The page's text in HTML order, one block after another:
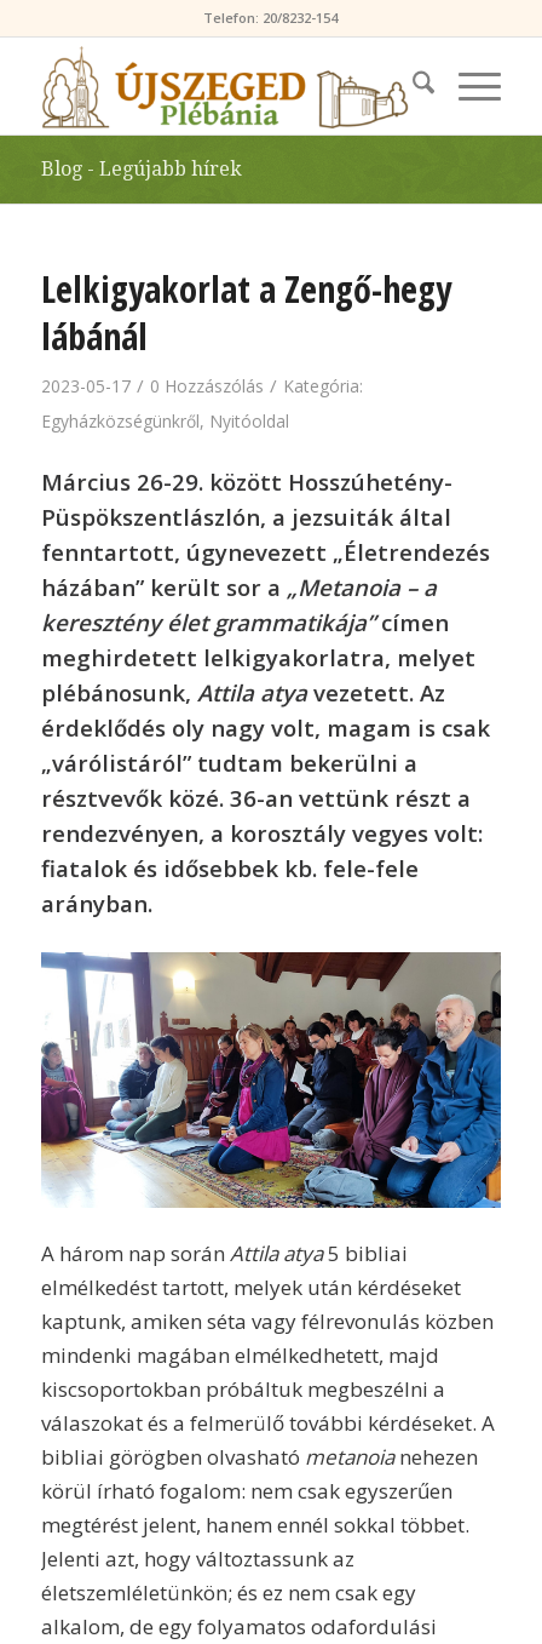
Telefon: 20/8232-154
Blog - Legújabb hírek
Lelkigyakorlat a Zengő-hegy
lábánál
2023-05-17 / 0 Hozzászólás / Kategória:
Egyházközségünkről, Nyitóoldal
Március 26-29. között Hosszúhetény-
Püspökszentlászlón, a jezsuiták által
fenntartott, úgynevezett „Életrendezés
házában” került sor a „Metanoia – a
keresztény élet grammatikája”címen
meghirdetett lelkigyakorlatra, melyet
plébánosunk, Attila atyavezetett. Az
érdeklődés oly nagy volt, magam is csak
„várólistáról” tudtam bekerülni a
résztvevők közé. 36-an vettünk részt a
rendezvényen, a korosztály vegyes volt:
fiatalok és idősebbek kb. fele-fele
arányban.
A három nap során Attila atya5 bibliai
elmélkedést tartott, melyek után kérdéseket
kaptunk, amiken séta vagy félrevonulás közben
mindenki magában elmélkedhetett, majd
kiscsoportokban próbáltuk megbeszélni a
válaszokat és a felmerülő további kérdéseket. A
bibliai görögben olvasható metanoianehezen
körül írható fogalom: nem csak egyszerűen
megtérést jelent, hanem ennél sokkal többet.
Jelenti azt, hogy változtassunk az
életszemléletünkön; és ez nem csak egy
alkalom, de egy folyamatos odafordulási